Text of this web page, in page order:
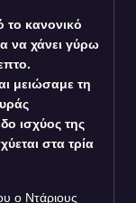
το κανονικό
να χάνει γύρω
μειώσαμε τη
ισχύος της
στα τρία
ο Ντάριους